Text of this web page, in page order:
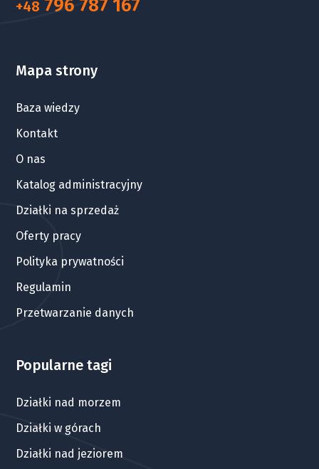
+48 796 787 167
Mapa strony
Baza wiedzy
Kontakt
O nas
Katalog administracyjny
Działki na sprzedaż
Oferty pracy
Polityka prywatności
Regulamin
Przetwarzanie danych
Popularne tagi
Działki nad morzem
Działki w górach
Działki nad jeziorem